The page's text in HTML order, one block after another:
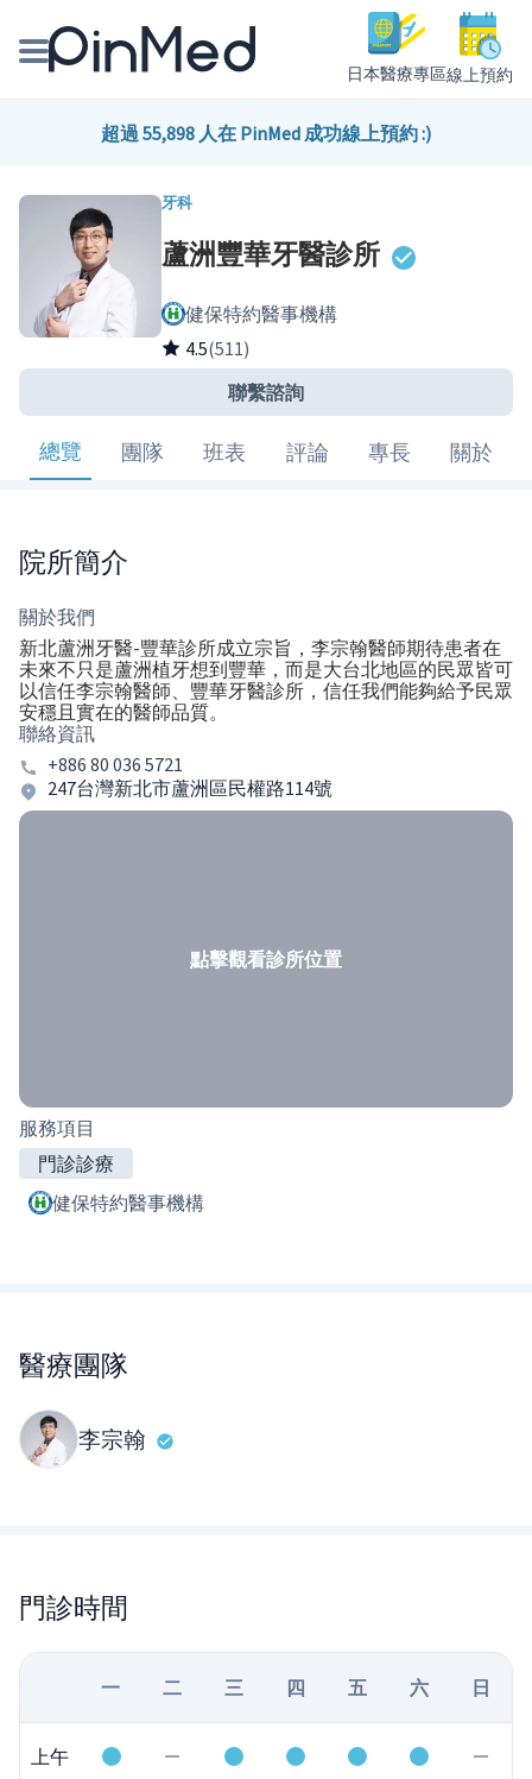
日本醫療專區線上預約
線上預約醫師、院所
醫師專欄專訪
健康主題館
我是醫療人員
超過 55,898 人在 PinMed 成功線上預約 :)
牙科
蘆洲豐華牙醫診所
健保特約醫事機構
4.5(511)
聯繫諮詢
總覽 團隊 班表 評論 專長 關於
院所簡介
關於我們
新北蘆洲牙醫-豐華診所成立宗旨，李宗翰醫師期待患者在
未來不只是蘆洲植牙想到豐華，而是大台北地區的民眾皆可
以信任李宗翰醫師、豐華牙醫診所，信任我們能夠給予民眾
安穩且實在的醫師品質。
聯絡資訊
+886 80 036 5721
247台灣新北市蘆洲區民權路114號
點擊觀看診所位置
服務項目
門診診療
健保特約醫事機構
醫療團隊
李宗翰
門診時間
一 二 三 四 五 六 日
上午